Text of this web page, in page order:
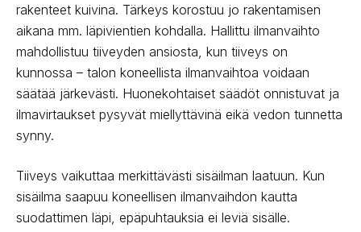
rakenteet kuivina. Tärkeys korostuu jo rakentamisen
aikana mm. läpivientien kohdalla. Hallittu ilmanvaihto
mahdollistuu tiiveyden ansiosta, kun tiiveys on
kunnossa – talon koneellista ilmanvaihtoa voidaan
säätää järkevästi. Huonekohtaiset säädöt onnistuvat ja
ilmavirtaukset pysyvät miellyttävinä eikä vedon tunnetta
synny.
Tiiveys vaikuttaa merkittävästi sisäilman laatuun. Kun
sisäilma saapuu koneellisen ilmanvaihdon kautta
suodattimen läpi, epäpuhtauksia ei leviä sisälle.